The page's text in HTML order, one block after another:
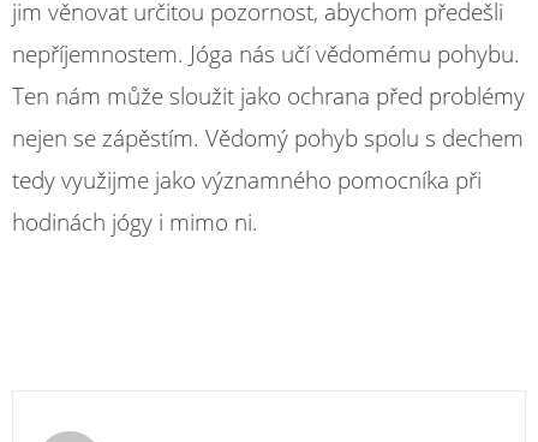
jim věnovat určitou pozornost, abychom předešli
nepříjemnostem. Jóga nás učí vědomému pohybu.
Ten nám může sloužit jako ochrana před problémy
nejen se zápěstím. Vědomý pohyb spolu s dechem
tedy využijme jako významného pomocníka při
hodinách jógy i mimo ni.